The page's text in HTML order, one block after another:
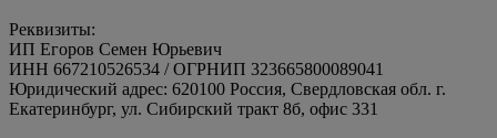
Реквизиты:
ИП Егоров Семен Юрьевич
ИНН 667210526534 / ОГРНИП 323665800089041
Юридический адрес: 620100 Россия, Свердловская обл. г.
Екатеринбург, ул. Сибирский тракт 8б, офис 331